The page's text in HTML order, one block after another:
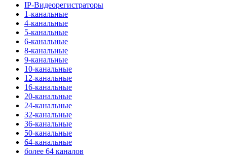
IP-Видеорегистраторы
1-канальные
4-канальные
5-канальные
6-канальные
8-канальные
9-канальные
10-канальные
12-канальные
16-канальные
20-канальные
24-канальные
32-канальные
36-канальные
50-канальные
64-канальные
более 64 каналов